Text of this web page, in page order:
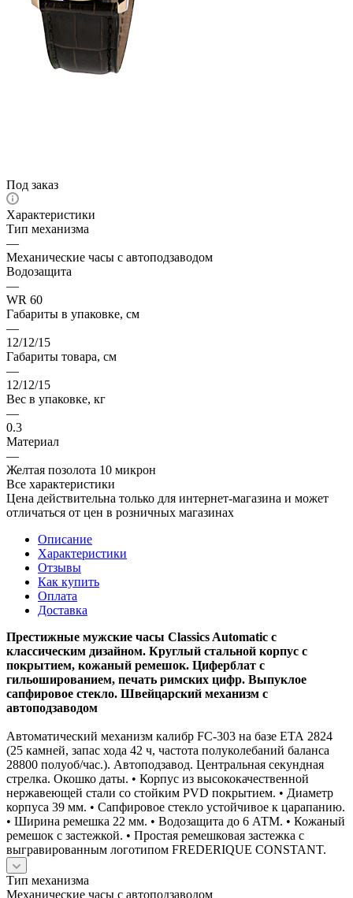
Под заказ
Характеристики
Тип механизма
—
Механические часы с автоподзаводом
Водозащита
—
WR 60
Габариты в упаковке, см
—
12/12/15
Габариты товара, см
—
12/12/15
Вес в упаковке, кг
—
0.3
Материал
—
Желтая позолота 10 микрон
Все характеристики
Цена действительна только для интернет-магазина и может
отличаться от цен в розничных магазинах
Описание
Характеристики
Отзывы
Как купить
Оплата
Доставка
Престижные мужские часы Classics Automatic с
классическим дизайном. Круглый стальной корпус с
покрытием, кожаный ремешок. Циферблат с
гильошированием, печать римских цифр. Выпуклое
сапфировое стекло. Швейцарский механизм с
автоподзаводом
Автоматический механизм калибр FC-303 на базе ЕТА 2824
(25 камней, запас хода 42 ч, частота полуколебаний баланса
28800 полуоб/час.). Автоподзавод. Центральная секундная
стрелка. Окошко даты. • Корпус из высококачественной
нержавеющей стали со стойким PVD покрытием. • Диаметр
корпуса 39 мм. • Сапфировое стекло устойчивое к царапанию.
• Ширина ремешка 22 мм. • Водозащита до 6 АТМ. • Кожаный
ремешок с застежкой. • Простая ремешковая застежка с
выгравированным логотипом FREDERIQUE CONSTANT.
Тип механизма
Механические часы с автоподзаводом